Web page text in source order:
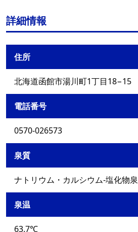
詳細情報
住所
北海道函館市湯川町1丁目18−15
電話番号
0570-026573
泉質
ナトリウム・カルシウム-塩化物泉
泉温
63.7℃